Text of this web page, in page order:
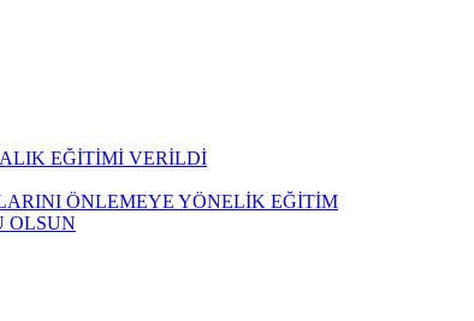
EĞİTİMİ VERİLDİ
ÖNLEMEYE YÖNELİK EĞİTİM
OLSUN